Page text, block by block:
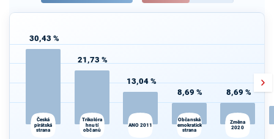
30,43 %
Česká
pirátská
strana
21,73 %
Trikolóra
hnutí
občanů
13,04 %
ANO 2011
8,69 %
Občanská
demokratická
strana
8,69 %
Změna
2020